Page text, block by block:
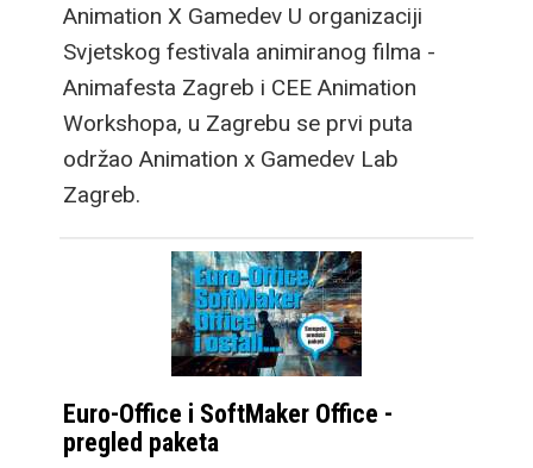
Animation X Gamedev U organizaciji
Svjetskog festivala animiranog filma -
Animafesta Zagreb i CEE Animation
Workshopa, u Zagrebu se prvi puta
održao Animation x Gamedev Lab
Zagreb.
Euro-Office i SoftMaker Office -
pregled paketa